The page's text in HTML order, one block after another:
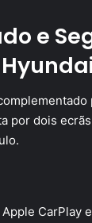
e
por dois
CarPlay